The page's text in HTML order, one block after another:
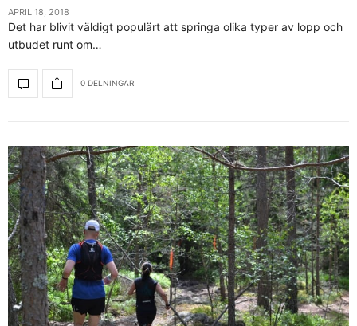
APRIL 18, 2018
Det har blivit väldigt populärt att springa olika typer av lopp och
utbudet runt om…
0 DELNINGAR